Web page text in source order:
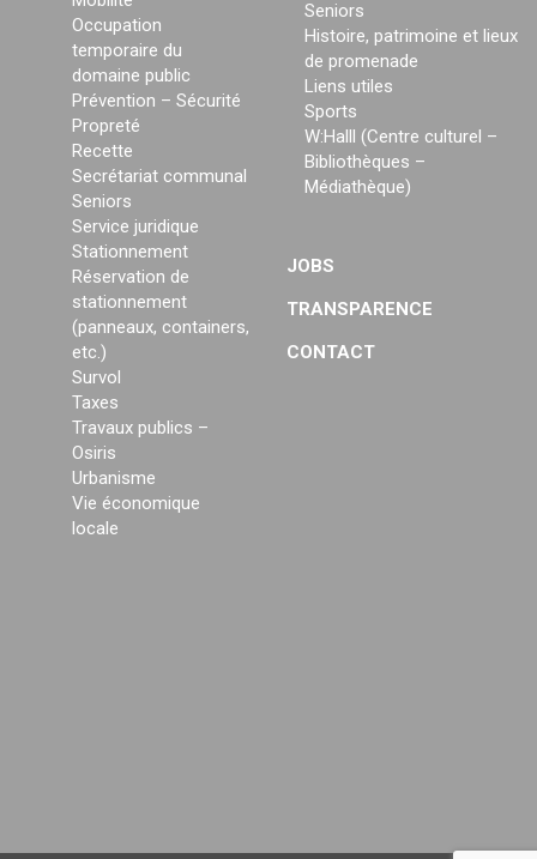
Occupation
temporaire du
domaine public
Prévention – Sécurité
Propreté
Recette
Secrétariat communal
Seniors
Service juridique
Stationnement
Réservation de
stationnement
(panneaux, containers,
etc.)
Survol
Taxes
Travaux publics –
Osiris
Urbanisme
Vie économique
locale
Seniors
Histoire, patrimoine et lieux
de promenade
Liens utiles
Sports
W:Halll (Centre culturel –
Bibliothèques –
Médiathèque)
JOBS
TRANSPARENCE
CONTACT